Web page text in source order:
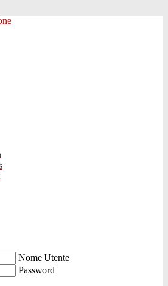
Nome Utente
Password